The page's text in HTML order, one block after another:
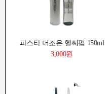
파스타 더조은 헬씨펌 150ml
3,000원